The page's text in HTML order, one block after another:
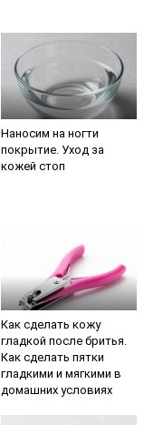
Наносим на ногти
покрытие. Уход за
кожей стоп
Как сделать кожу
гладкой после бритья.
Как сделать пятки
гладкими и мягкими в
домашних условиях